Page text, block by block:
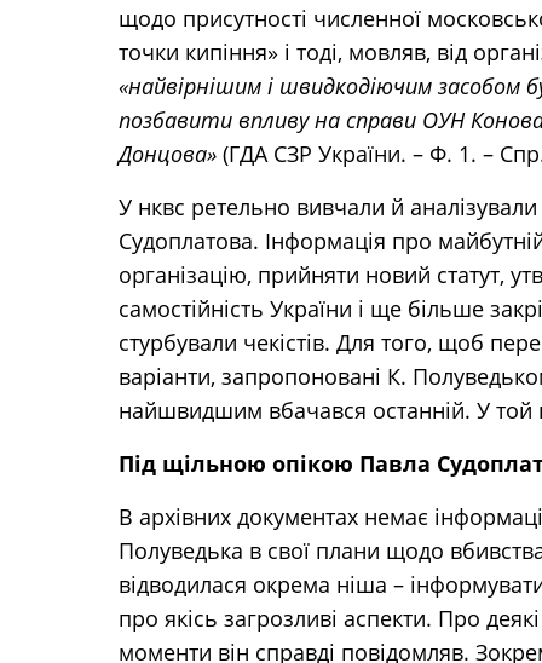
щодо присутності численної
точки кипіння» і тоді, мовляв, від
«найвірнішим і швидкодіючим
позбавити впливу на справи ОУН
Донцова»(ГДА СЗР України. – Ф. 1. –
У нквс ретельно вивчали й
Судоплатова. Інформація про
організацію, прийняти новий статут,
самостійність України і ще більше
стурбували чекістів. Для того, щоб
варіанти, запропоновані К.
найшвидшим вбачався останній. У
Під щільною опікою Павла
В архівних документах немає
Полуведька в свої плани щодо
відводилася окрема ніша –
про якісь загрозливі аспекти. Про
моменти він справді повідомляв.